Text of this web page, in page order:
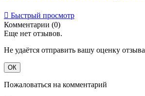
 Быстрый просмотр
Комментарии (0)
Еще нет отзывов.
Не удаётся отправить вашу оценку отзыва
ОК
Пожаловаться на комментарий